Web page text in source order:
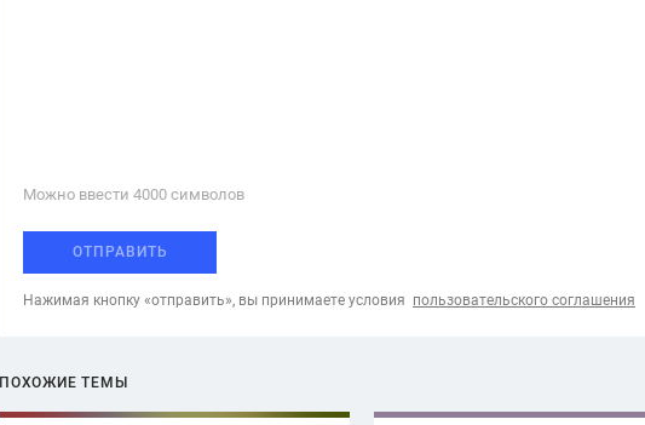
Можно ввести 4000 cимволов
ОТПРАВИТЬ
Нажимая кнопку «отправить», вы принимаете условия пользовательского соглашения
ПОХОЖИЕ ТЕМЫ